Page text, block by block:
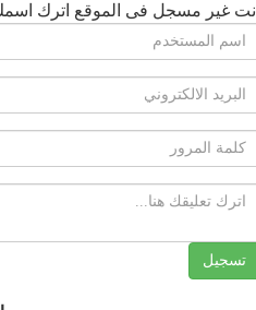
انت غير مسجل فى الموقع اترك